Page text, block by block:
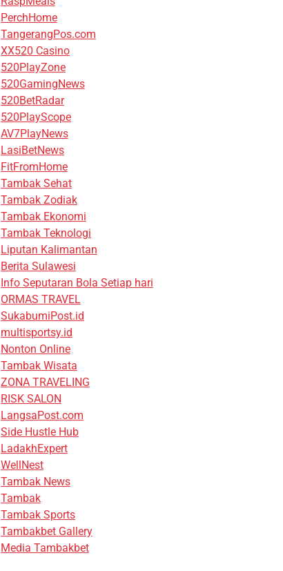
PerchHome
TangerangPos.com
XX520 Casino
520PlayZone
520GamingNews
520BetRadar
520PlayScope
AV7PlayNews
LasiBetNews
FitFromHome
Tambak Sehat
Tambak Zodiak
Tambak Ekonomi
Tambak Teknologi
Liputan Kalimantan
Berita Sulawesi
Info Seputaran Bola Setiap hari
ORMAS TRAVEL
SukabumiPost.id
multisportsy.id
Nonton Online
Tambak Wisata
ZONA TRAVELING
RISK SALON
LangsaPost.com
Side Hustle Hub
LadakhExpert
WellNest
Tambak News
Tambak
Tambak Sports
Tambakbet Gallery
Media Tambakbet